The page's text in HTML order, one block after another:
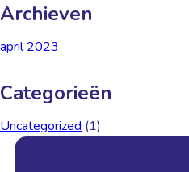
Archieven
april 2023
Categorieën
Uncategorized (1)